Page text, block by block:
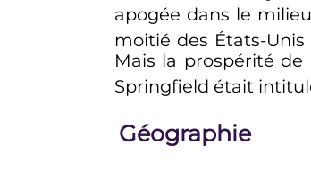
apogée dans le
moitié des États-
Mais la prospérité
Springfield était
Géographie